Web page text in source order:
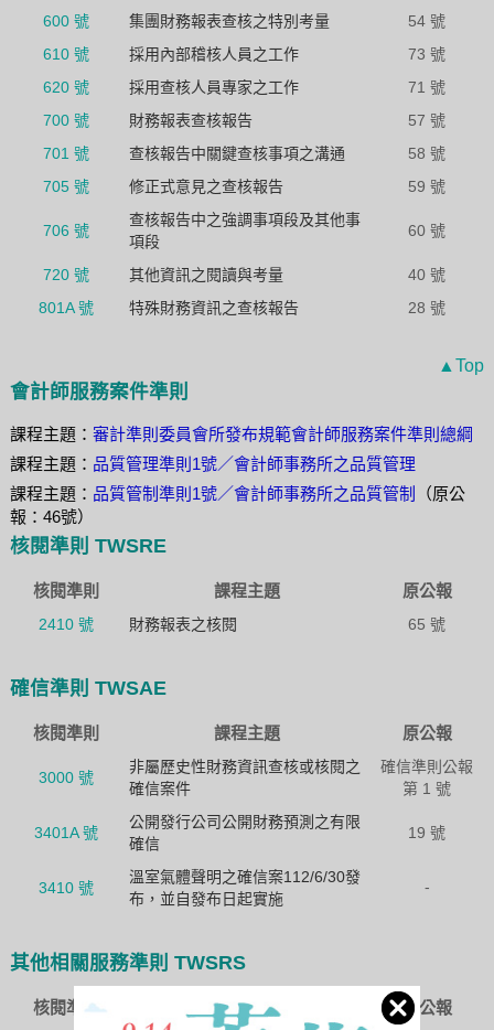
600 號
集團財務報表查核之特別考量
54 號
610 號
採用內部稽核人員之工作
73 號
620 號
採用查核人員專家之工作
71 號
700 號
財務報表查核報告
57 號
701 號
查核報告中關鍵查核事項之溝通
58 號
705 號
修正式意見之查核報告 59 號
706 號
查核報告中之強調事項段及其他事
項段
60 號
720 號 其他資訊之閱讀與考量
40 號
801A 號
特殊財務資訊之查核報告 28 號
▲Top
會計師服務案件準則
課程主題： 審計準則委員會所發布規範會計師服務案件準則總綱
課程主題： 品質管理準則1號／會計師事務所之品質管理
課程主題： 品質管制準則1號／會計師事務所之品質管制
（原公
報：46號）
核閱準則 TWSRE
核閱準則 課程主題 原公報
2410 號 財務報表之核閱 65 號
確信準則 TWSAE
核閱準則 課程主題 原公報
3000 號
非屬歷史性財務資訊查核或核閱之
確信案件
確信準則公報
第 1 號
3401A 號
公開發行公司公開財務預測之有限
確信
19 號
3410 號
溫室氣體聲明之確信案112/6/30發
布，並自發布日起實施
-
其他相關服務準則 TWSRS
核閱準則 課程主題 原公報